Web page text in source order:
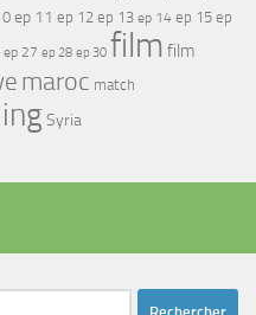
ep 11 ep 12 ep 13 ep 14 ep 15 ep
ep 27 ep 28 ep 30 film film
maroc match
Syria